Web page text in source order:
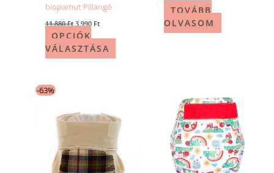
biopamut Pillangó
11 880Ft 3 990 Ft
OPCIÓK
VÁLASZTÁSA
TOVÁBB
OLVASOM
-63%
10
790 Ft.
3
990 Ft.
terméknek
több
variációja
van.
A